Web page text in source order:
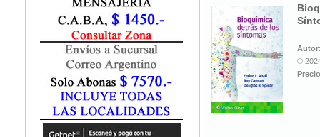
Fonoaudiología
Gastroenterología
Geriatría
Ginecología / Obstetricia
Hematología
Histología
©